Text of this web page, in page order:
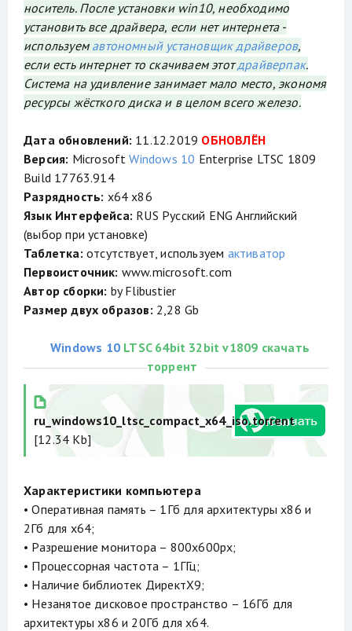
носитель. После установки win10, необходимо
установить все драйвера, если нет интернета -
используем автономный установщик драйверов,
если есть интернет то скачиваем этотдрайверпак.
Система на удивление занимает мало место, экономя
ресурсы жёсткого диска и в целом всего железо.
Дата обновлений: 11.12.2019 ОБНОВЛЁН
Версия: MicrosoftWindows 10 Enterprise LTSС 1809
Build 17763.914
Разрядность: x64 x86
Язык Интерфейса: RUS Русский ENG Английский
(выбор при установке)
Таблетка: отсутствует, используем активатор
Первоисточник: www.microsoft.com
Автор сборки: by Flibustier
Размер двух образов: 2,28 Gb
Windows 10LTSC 64bit 32bit v1809 скачать
торрент
ru_windows10_ltsc_compact_x64_iso.torrent
[12.34 Kb]
Характеристики компьютера
• Оперативная память – 1Гб для архитектуры х86 и
2Гб для х64;
• Разрешение монитора – 800х600px;
• Процессорная частота – 1ГГц;
• Наличие библиотек ДиректХ9;
• Незанятое дисковое пространство – 16Гб для
архитектуры х86 и 20Гб для х64.